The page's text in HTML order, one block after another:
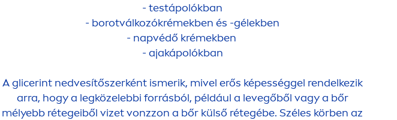
- testápolókban
- borotválkozókrémekben és -gélekben
- napvédő krémekben
- ajakápolókban
A glicerint nedvesítőszerként ismerik, mivel erős képességgel rendelkezik
arra, hogy a legközelebbi forrásból, például a levegőből vagy a bőr
mélyebb rétegeiből vizet vonzzon a bőr külső rétegébe. Széles körben az